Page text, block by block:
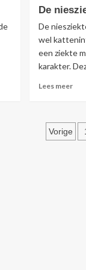
of
De
De
wel
een ziekte
karakter.
Lees meerLees
Vorige